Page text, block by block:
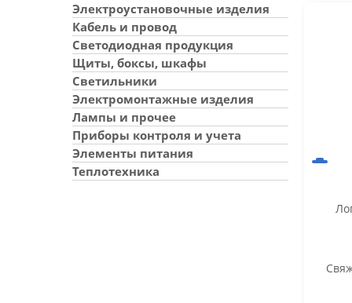
Электроустановочные изделия
Кабель и провод
Светодиодная продукция
Щиты, боксы, шкафы
Светильники
Электромонтажные изделия
Лампы и прочее
Приборы контроля и учета
Элементы питания
Теплотехника